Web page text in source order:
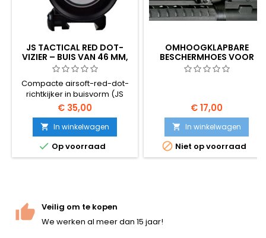
JS TACTICAL RED DOT-
VIZIER – BUIS VAN 46 MM,
VERGROTING 1×,
PICATINNY-BEVESTIGING
Compacte airsoft-red-dot-
richtkijker in buisvorm (JS
Tactical JS-1X46GRD).
Objectiefbuis van 46 mm,
vergroting 1×, meerdere
helderheidsinstellingen,
geïntegreerde Picatinny-
bevestiging. Past op elke 20
upgraden voor snelle
doelwitdetectie.
€ 35,00
 In winkelwagen
 Op voorraad
OMHOOGKLAPBARE
BESCHERMHOES VOOR
BEREIK/ROODPUNTVIZIER
€ 17,00
 In winkelwagen
 Niet op voorraad
Veilig om te kopen
We werken al meer dan 15 jaar!